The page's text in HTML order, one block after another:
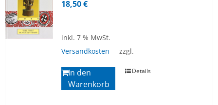
18,50€
inkl. 7 % MwSt.
zzgl.
Versandkosten
In den
Warenkorb
Details